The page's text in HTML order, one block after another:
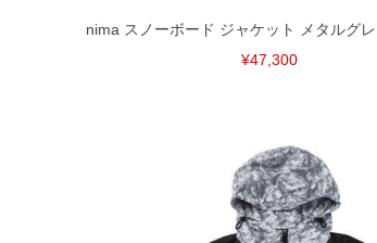
で予めご了承ください。
出荷まで約1週間～20日間程お時間を頂く場合がございま
尚、裾上げした商品は返品・交換不可となりますので、予
一部、お直しに対応出来ない商品がございます。(例：裾
いる、極端なデザインが施されている等)
nima スノーボード ジャケット メタルグレ
¥47,300